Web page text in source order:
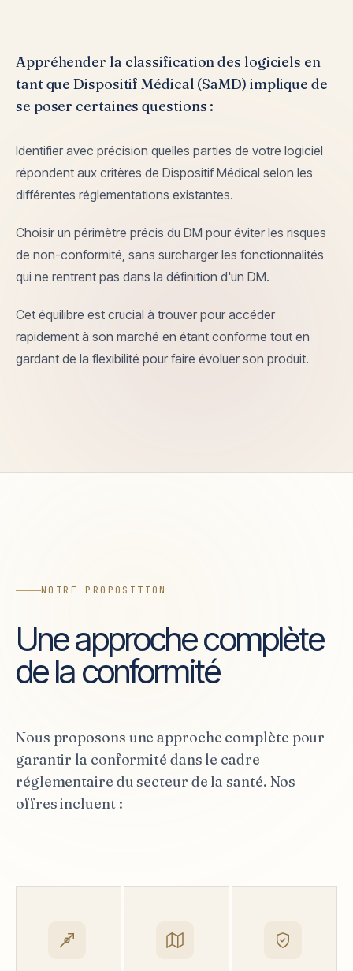
Appréhender la classification des logiciels en
tant que Dispositif Médical (SaMD) implique de
se poser certaines questions :
Identifier avec précision quelles parties de votre logiciel
répondent aux critères de Dispositif Médical selon les
différentes réglementations existantes.
Choisir un périmètre précis du DM pour éviter les risques
de non-conformité, sans surcharger les fonctionnalités
qui ne rentrent pas dans la définition d'un DM.
Cet équilibre est crucial à trouver pour accéder
rapidement à son marché en étant conforme tout en
gardant de la flexibilité pour faire évoluer son produit.
NOTRE PROPOSITION
Une approche complète
de la conformité
Nous proposons une approche complète pour
garantir la conformité dans le cadre
réglementaire du secteur de la santé. Nos
offres incluent :